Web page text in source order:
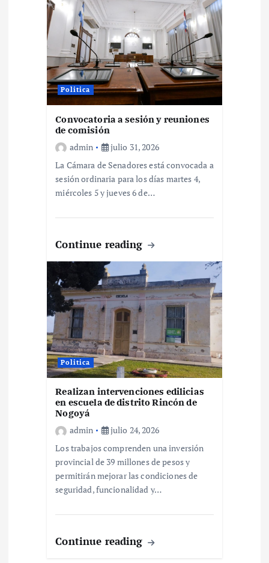
Politica
Convocatoria a sesión y reuniones
de comisión
admin
julio 31, 2026
La Cámara de Senadores está convocada a
sesión ordinaria para los días martes 4,
miércoles 5 y jueves 6 de…
Continue reading
Politica
Realizan intervenciones edilicias
en escuela de distrito Rincón de
Nogoyá
admin
julio 24, 2026
Los trabajos comprenden una inversión
provincial de 39 millones de pesos y
permitirán mejorar las condiciones de
seguridad, funcionalidad y…
Continue reading